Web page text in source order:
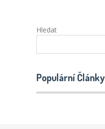
Hledat
Populární Články